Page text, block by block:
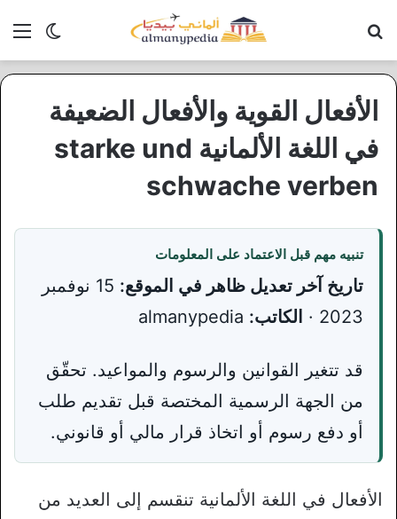
الوضع
الأفعال القوية والأفعال الضعيفة
في اللغة الألمانية starke und
schwache verben
تنبيه مهم قبل الاعتماد على المعلومات
تاريخ آخر تعديل ظاهر في الموقع:
15 نوفمبر
2023 ·
الكاتب:
قد تتغير القوانين والرسوم والمواعيد. تحقّق
من الجهة الرسمية المختصة قبل تقديم طلب
أو دفع رسوم أو اتخاذ قرار مالي أو قانوني.
الأفعال في اللغة الألمانية تنقسم إلى العديد من